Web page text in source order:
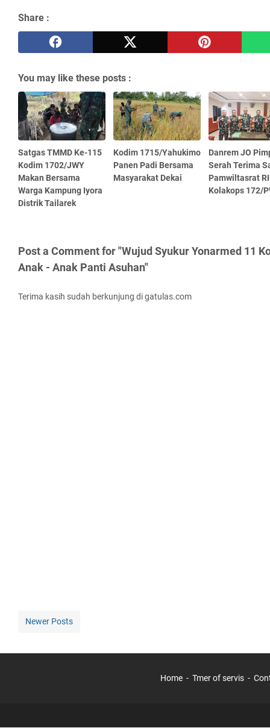
Share :
You may like these posts :
Satgas TMMD Ke-115
Kodim 1702/JWY
Makan Bersama
Warga Kampung Iyora
Distrik Tailarek
Kodim 1715/Yahukimo
Panen Padi Bersama
Masyarakat Dekai
Danrem JO
Serah Terima
Pamwiltasrat
Kolakops 172/
Post a Comment for "Wujud Syukur Yonarmed 11
Anak - Anak Panti Asuhan"
Terima kasih sudah berkunjung di gatulas.com
Newer Posts
Home Tmer of servis